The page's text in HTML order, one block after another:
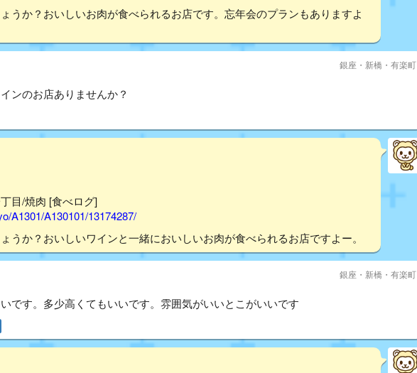
うか？おいしいお肉が食べられるお店です。忘年会のプランもありますよ
銀座・新橋・有楽町
ンのお店ありませんか？
目/焼肉 [食べログ]
A1301/A130101/13174287/
うか？おいしいワインと一緒においしいお肉が食べられるお店ですよー。
銀座・新橋・有楽町
です。多少高くてもいいです。雰囲気がいいとこがいいです